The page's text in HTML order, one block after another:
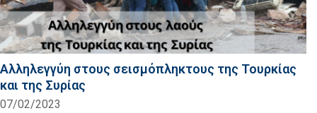
Αλληλεγγύη στους σεισμόπληκτους της Τουρκίας
και της Συρίας
07/02/2023